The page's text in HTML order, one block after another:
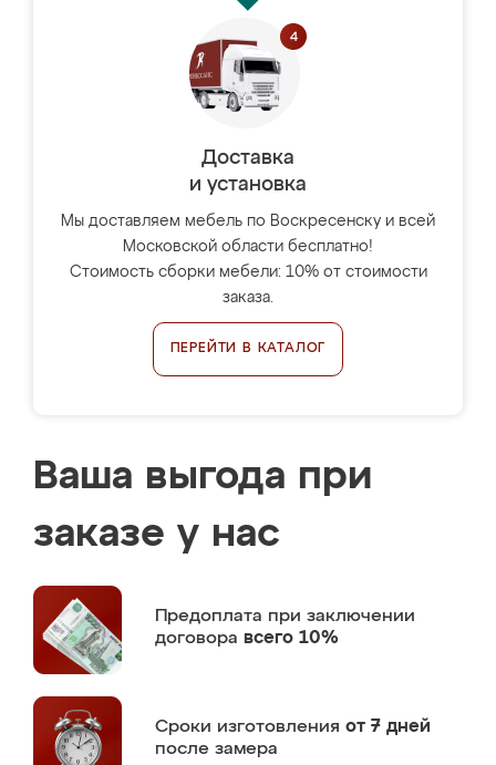
Доставка
и установка
Мы доставляем мебель по Воскресенску и всей
Московской области бесплатно!
Стоимость сборки мебели: 10% от стоимости
заказа.
ПЕРЕЙТИ В КАТАЛОГ
Ваша выгода при
заказе у нас
Предоплата при заключении
договора всего 10%
Сроки изготовления от 7 дней
после замера